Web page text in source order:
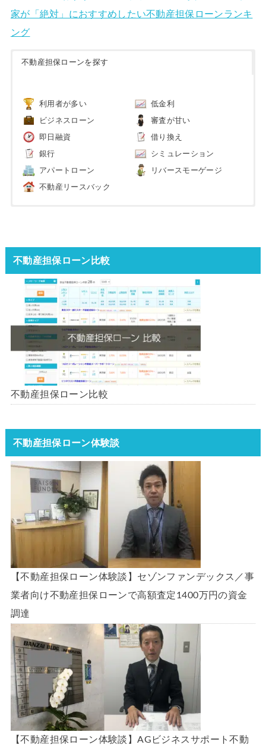
家が「絶対」におすすめしたい不動産担保ローンランキ
ング
不動産担保ローンを探す
利用者が多い 低金利
ビジネスローン 審査が甘い
即日融資 借り換え
銀行 シミュレーション
アパートローン リバースモーゲージ
不動産リースバック
不動産担保ローン比較
不動産担保ローン比較
不動産担保ローン体験談
【不動産担保ローン体験談】セゾンファンデックス／事
業者向け不動産担保ローンで高額査定1400万円の資金
調達
【不動産担保ローン体験談】AGビジネスサポート不動